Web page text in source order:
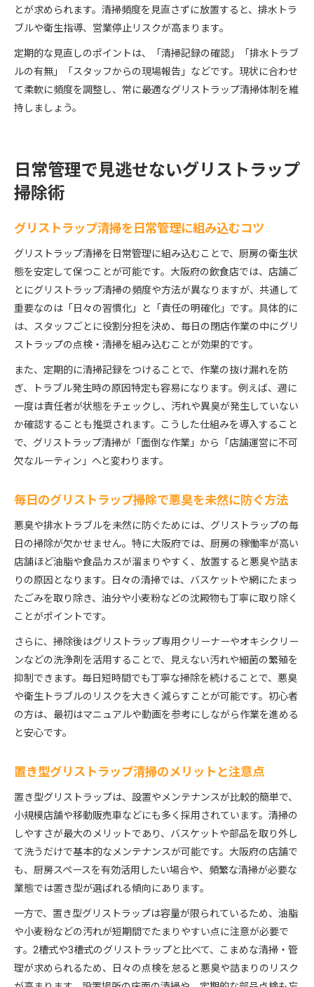
とが求められます。清掃頻度を見直さずに放置すると、排水トラ
ブルや衛生指導、営業停止リスクが高まります。
定期的な見直しのポイントは、「清掃記録の確認」「排水トラブ
ルの有無」「スタッフからの現場報告」などです。現状に合わせ
て柔軟に頻度を調整し、常に最適なグリストラップ清掃体制を維
持しましょう。
日常管理で見逃せないグリストラップ
掃除術
グリストラップ清掃を日常管理に組み込むコツ
グリストラップ清掃を日常管理に組み込むことで、厨房の衛生状
態を安定して保つことが可能です。大阪府の飲食店では、店舗ご
とにグリストラップ清掃の頻度や方法が異なりますが、共通して
重要なのは「日々の習慣化」と「責任の明確化」です。具体的に
は、スタッフごとに役割分担を決め、毎日の閉店作業の中にグリ
ストラップの点検・清掃を組み込むことが効果的です。
また、定期的に清掃記録をつけることで、作業の抜け漏れを防
ぎ、トラブル発生時の原因特定も容易になります。例えば、週に
一度は責任者が状態をチェックし、汚れや異臭が発生していない
か確認することも推奨されます。こうした仕組みを導入すること
で、グリストラップ清掃が「面倒な作業」から「店舗運営に不可
欠なルーティン」へと変わります。
毎日のグリストラップ掃除で悪臭を未然に防ぐ方法
悪臭や排水トラブルを未然に防ぐためには、グリストラップの毎
日の掃除が欠かせません。特に大阪府では、厨房の稼働率が高い
店舗ほど油脂や食品カスが溜まりやすく、放置すると悪臭や詰ま
りの原因となります。日々の清掃では、バスケットや網にたまっ
たごみを取り除き、油分や小麦粉などの沈殿物も丁寧に取り除く
ことがポイントです。
さらに、掃除後はグリストラップ専用クリーナーやオキシクリー
ンなどの洗浄剤を活用することで、見えない汚れや細菌の繁殖を
抑制できます。毎日短時間でも丁寧な掃除を続けることで、悪臭
や衛生トラブルのリスクを大きく減らすことが可能です。初心者
の方は、最初はマニュアルや動画を参考にしながら作業を進める
と安心です。
置き型グリストラップ清掃のメリットと注意点
置き型グリストラップは、設置やメンテナンスが比較的簡単で、
小規模店舗や移動販売車などにも多く採用されています。清掃の
しやすさが最大のメリットであり、バスケットや部品を取り外し
て洗うだけで基本的なメンテナンスが可能です。大阪府の店舗で
も、厨房スペースを有効活用したい場合や、頻繁な清掃が必要な
業態では置き型が選ばれる傾向にあります。
一方で、置き型グリストラップは容量が限られているため、油脂
や小麦粉などの汚れが短期間でたまりやすい点に注意が必要で
す。2槽式や3槽式のグリストラップと比べて、こまめな清掃・管
理が求められるため、日々の点検を怠ると悪臭や詰まりのリスク